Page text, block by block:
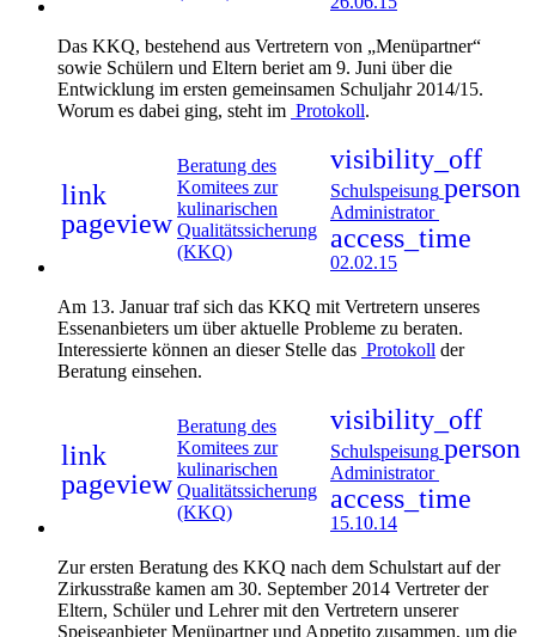
Das KKQ, bestehend aus Vertretern von „Menüpartner“
sowie Schülern und Eltern beriet am 9. Juni über die
Entwicklung im ersten gemeinsamen Schuljahr 2014/15.
Worum es dabei ging, steht im Protokoll.
link
pageview
Beratung des
Komitees zur
kulinarischen
Qualitätssicherung
(KKQ)
visibility_off
Schulspeisung person
Administrator
access_time
02.02.15
Am 13. Januar traf sich das KKQ mit Vertretern unseres
Essenanbieters um über aktuelle Probleme zu beraten.
Interessierte können an dieser Stelle das Protokoll der
Beratung einsehen.
link
pageview
Beratung des
Komitees zur
kulinarischen
Qualitätssicherung
(KKQ)
visibility_off
Schulspeisung person
Administrator
access_time
15.10.14
Zur ersten Beratung des KKQ nach dem Schulstart auf der
Zirkusstraße kamen am 30. September 2014 Vertreter der
Eltern, Schüler und Lehrer mit den Vertretern unserer
Speiseanbieter Menüpartner und Appetito zusammen, um die